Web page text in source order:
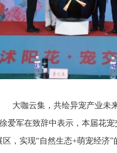
大咖云集，共绘异宠产业未
爱军在致辞中表示，本届花
，实现“自然生态+萌宠经济